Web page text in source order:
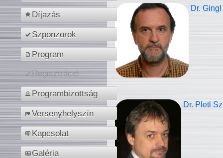
Díjazás
Szponzorok
Program
Regisztráció
Programbizottság
Versenyhelyszín
Kapcsolat
Galéria
Dr.
Dr. Pletl